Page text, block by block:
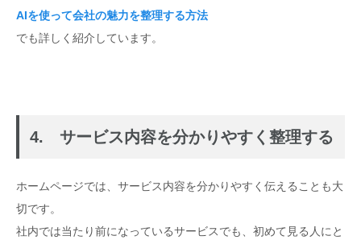
AIを使って会社の魅力を整理する方法
でも詳しく紹介しています。
4. サービス内容を分かりやすく整理する
ホームページでは、サービス内容を分かりやすく伝えることも大
切です。
社内では当たり前になっているサービスでも、初めて見る人にと